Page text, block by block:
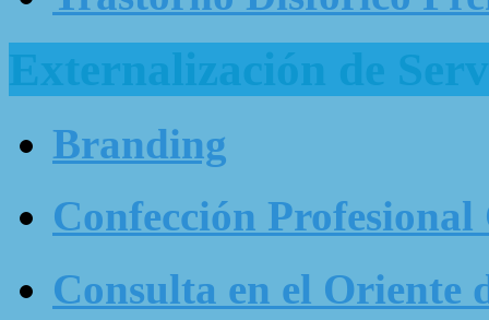
Externalización de
Branding
Confección Profesional
Consulta en el Oriente